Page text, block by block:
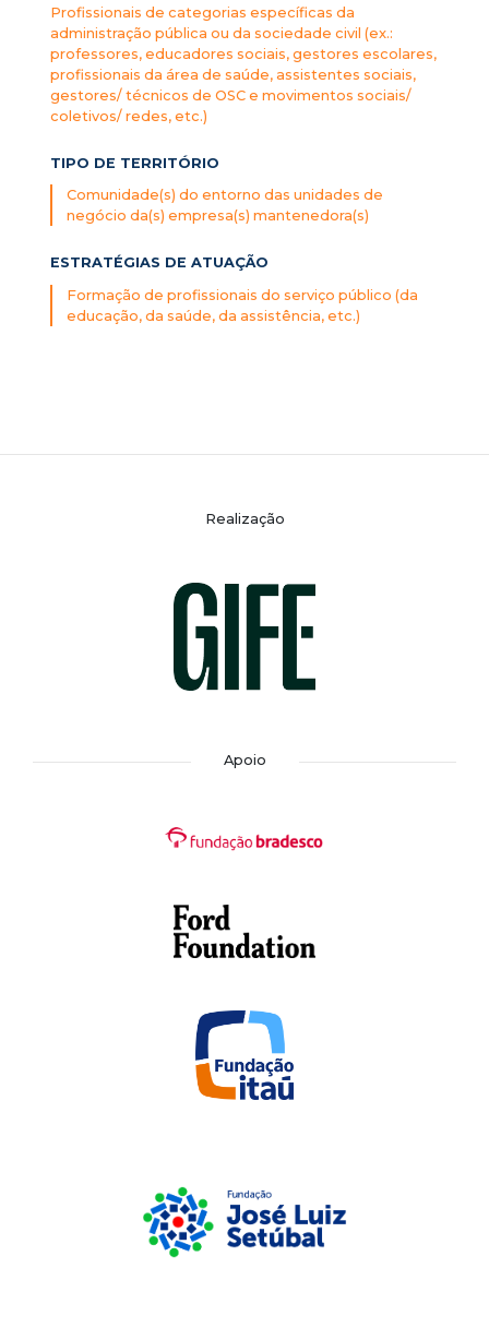
Profissionais de categorias específicas da
administração pública ou da sociedade civil (ex.:
professores, educadores sociais, gestores escolares,
profissionais da área de saúde, assistentes sociais,
gestores/ técnicos de OSC e movimentos sociais/
coletivos/ redes, etc.)
TIPO DE TERRITÓRIO
Comunidade(s) do entorno das unidades de
negócio da(s) empresa(s) mantenedora(s)
ESTRATÉGIAS DE ATUAÇÃO
Formação de profissionais do serviço público (da
educação, da saúde, da assistência, etc.)
Realização
Apoio